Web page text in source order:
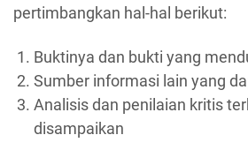
pertimbangkan hal-hal berikut:
Buktinya dan bukti yang
Sumber informasi lain yang
Analisis dan penilaian kritis
disampaikan